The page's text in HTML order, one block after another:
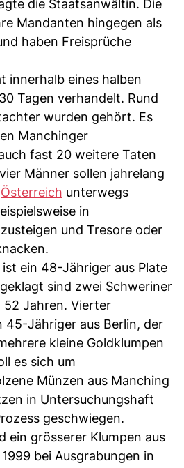
die Staatsanwältin. Die
Mandanten hingegen als
haben Freisprüche
innerhalb eines halben
Tagen verhandelt. Rund
wurden gehört. Es
Manchinger
fast 20 weitere Taten
Männer sollen jahrelang
Österreich unterwegs
in
und Tresore oder
ein 48-Jähriger aus Plate
sind zwei Schweriner
Jahren. Vierter
45-Jähriger aus Berlin, der
kleine Goldklumpen
es sich um
Münzen aus Manching
in Untersuchungshaft
geschwiegen.
ein grösserer Klumpen aus
bei Ausgrabungen in